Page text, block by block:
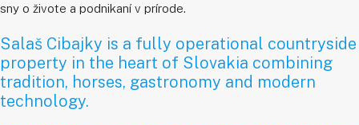
sny o živote a podnikaní v prírode.
Salaš Cibajky is a fully operational countryside
property in the heart of Slovakia combining
tradition, horses, gastronomy and modern
technology.